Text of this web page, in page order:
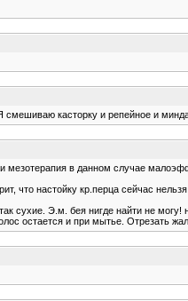
касторку и репейное и
мезотерапия в данном случае
что настойку кр.перца сейчас
сухие. Э.м. бея нигде найти не
остается и при мытье. Отрезать